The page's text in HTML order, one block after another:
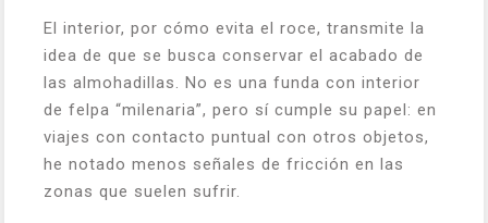
El interior, por cómo evita el roce, transmite la
idea de que se busca conservar el acabado de
las almohadillas. No es una funda con interior
de felpa “milenaria”, pero sí cumple su papel: en
viajes con contacto puntual con otros objetos,
he notado menos señales de fricción en las
zonas que suelen sufrir.